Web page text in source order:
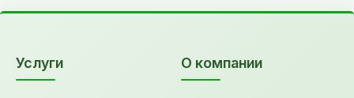
Услуги О компании